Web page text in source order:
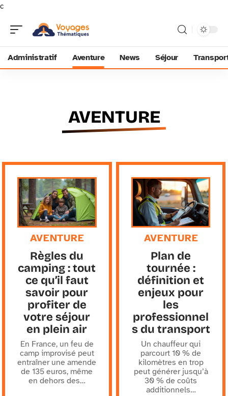
c
Administratif Aventure News Séjour
AVENTURE
AVENTURE
Règles du
camping : tout
ce qu’il faut
savoir pour
profiter de
votre séjour
en plein air
En France, un feu de
camp improvisé peut
entraîner une amende
de 135 euros, même
en dehors des…
AVENTURE
Plan de
tournée :
définition et
enjeux pour
les
professionnel
s du transport
Un chauffeur qui
parcourt 10 % de
kilomètres en trop
peut générer jusqu’à
30 % de coûts
additionnels…